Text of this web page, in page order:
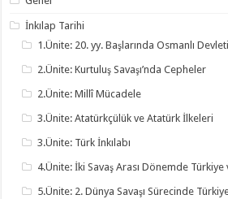
İnkılap Tarihi
1.Ünite: 20. yy. Başlarında Osmanlı
2.Ünite: Kurtuluş Savaşı’nda Cepheler
2.Ünite: Millî Mücadele
3.Ünite: Atatürkçülük ve Atatürk İlkeleri
3.Ünite: Türk İnkılabı
4.Ünite: İki Savaş Arası Dönemde Türkiye
5.Ünite: 2. Dünya Savaşı Sürecinde